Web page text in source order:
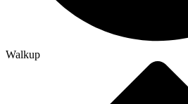
Walkup